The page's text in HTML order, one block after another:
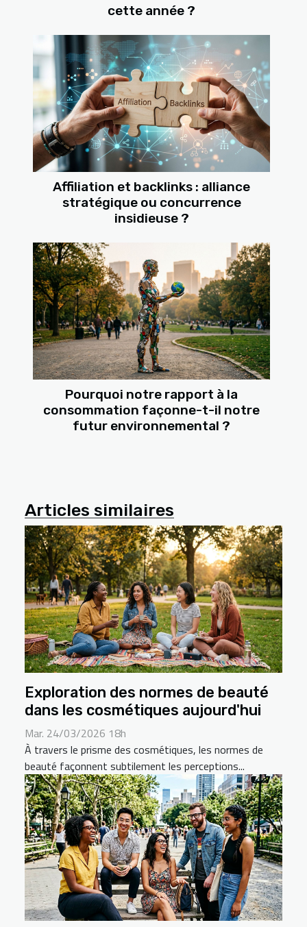
cette année ?
Affiliation et backlinks : alliance
stratégique ou concurrence
insidieuse ?
Pourquoi notre rapport à la
consommation façonne-t-il notre
futur environnemental ?
Articles similaires
Exploration des normes de beauté
dans les cosmétiques aujourd'hui
Mar. 24/03/2026 18h
À travers le prisme des cosmétiques, les normes de
beauté façonnent subtilement les perceptions...